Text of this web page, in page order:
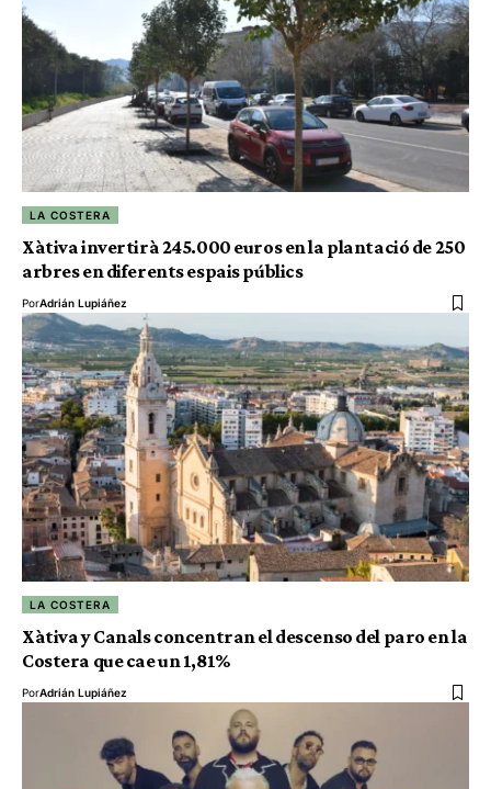
LA COSTERA
Xàtiva invertirà 245.000 euros en la plantació de 250
arbres en diferents espais públics
PorAdrián Lupiáñez
LA COSTERA
Xàtiva y Canals concentran el descenso del paro en la
Costera que cae un 1,81%
PorAdrián Lupiáñez